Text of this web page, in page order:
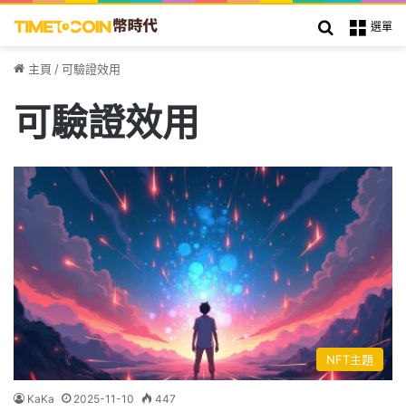
選單
搜索
主頁 /可驗證效用
可驗證效用
NFT主題
KaKa 2025-11-10 447